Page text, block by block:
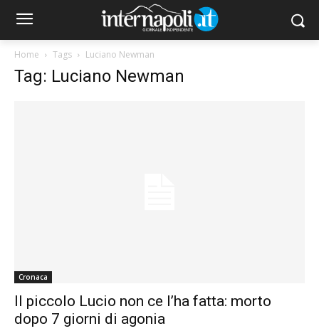
Home Tags Luciano Newman
Tag: Luciano Newman
Cronaca
Il piccolo Lucio non ce l’ha fatta: morto
dopo 7 giorni di agonia